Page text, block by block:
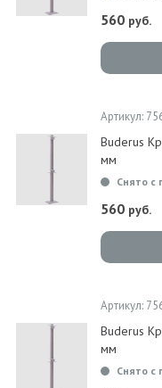
560 руб.
Артикул:
Buderus
мм
Снято с
560 руб.
Артикул:
Buderus
мм
Снято с